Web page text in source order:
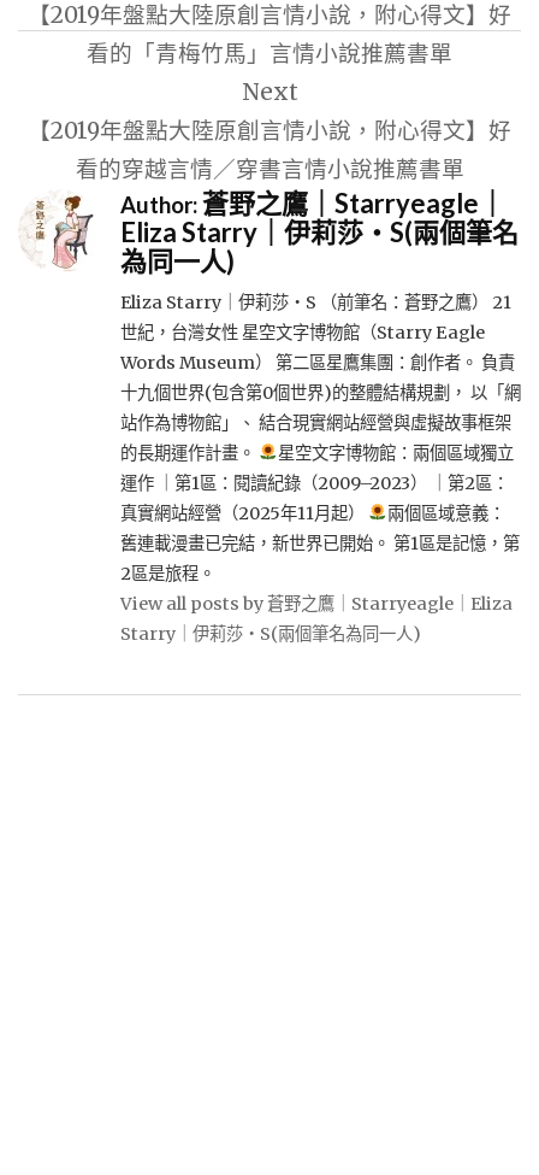
導【2019年盤點大陸原創言情小說，附心得文】好
看的「青梅竹馬」言情小說推薦書單
Next
【2019年盤點大陸原創言情小說，附心得文】好
看的穿越言情／穿書言情小說推薦書單
Author:蒼野之鷹｜Starryeagle｜
Eliza Starry｜伊莉莎・S(兩個筆名
為同一人)
Eliza Starry｜伊莉莎・S （前筆名：蒼野之鷹） 21
世紀，台灣女性 星空文字博物館（Starry Eagle
Words Museum） 第二區星鷹集團：創作者。 負責
十九個世界(包含第0個世界)的整體結構規劃， 以「網
站作為博物館」、 結合現實網站經營與虛擬故事框架
的長期運作計畫。
星空文字博物館：兩個區域獨立
運作 ｜第1區：閱讀紀錄（2009–2023） ｜第2區：
真實網站經營（2025年11月起）
兩個區域意義：
舊連載漫畫已完結，新世界已開始。 第1區是記憶，第
2區是旅程。
View all posts by 蒼野之鷹｜Starryeagle｜Eliza
Starry｜伊莉莎・S(兩個筆名為同一人)